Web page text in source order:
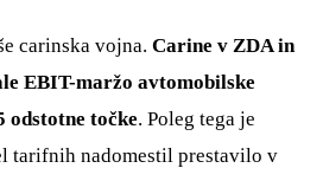
carinska vojna. Carine v ZDA in
EBIT-maržo avtomobilske
točke. Poleg tega je
tarifnih nadomestil prestavilo v